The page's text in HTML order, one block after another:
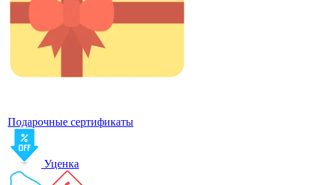
Подарочные сертификаты
Уценка